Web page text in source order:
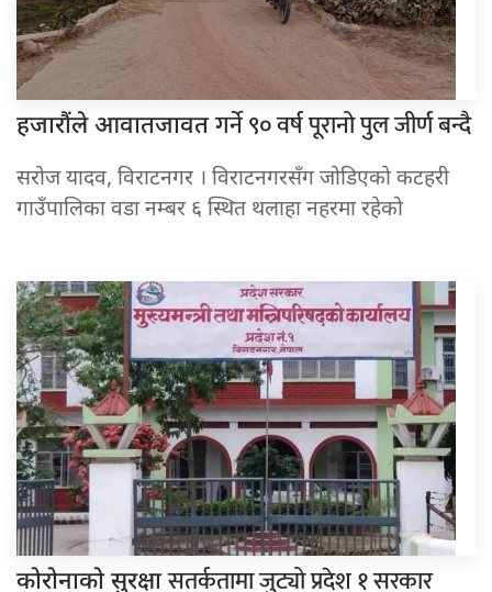
हजारौंले आवातजावतगर्ने ९० वर्ष पूरानो पुल जीर्ण बन्दै
सरोज यादव, विराटनगर । विराटनगरसँग जोडिएको कटहरी
गाउँपालिका वडा नम्बर ६ स्थित थलाहा नहरमा रहेको
कोरोनाको सुरक्षासतर्कतामा जुट्यो प्रदेश १ सरकार